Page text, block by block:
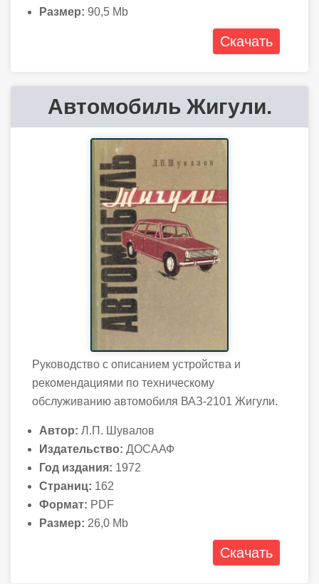
Размер: 90,5 Mb
Скачать
Автомобиль Жигули.
Руководство с описанием устройства и
рекомендациями по техническому
обслуживанию автомобиля ВАЗ-2101 Жигули.
Автор: Л.П. Шувалов
Издательство: ДОСААФ
Год издания: 1972
Страниц: 162
Формат: PDF
Размер: 26,0 Mb
Скачать